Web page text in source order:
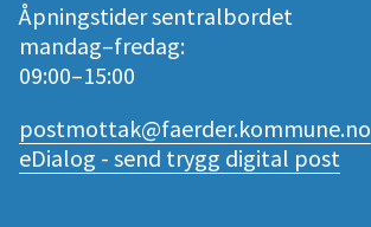
Åpningstider sentralbordet
mandag–fredag:
09:00–15:00
postmottak@faerder.kommune.no
eDialog - send trygg digital post